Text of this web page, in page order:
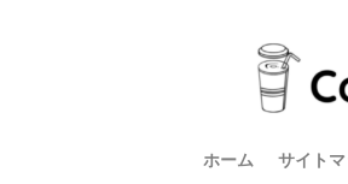
ホーム サイト